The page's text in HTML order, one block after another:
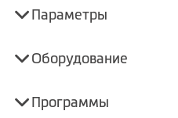
Параметры
Оборудование
Программы